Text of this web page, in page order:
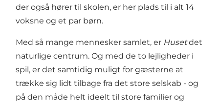
der også hører til skolen, er her plads til i alt 14
voksne og et par børn.
Med så mange mennesker samlet, er Husetdet
naturlige centrum. Og med de to lejligheder i
spil, er det samtidig muligt for gæsterne at
trække sig lidt tilbage fra det store selskab - og
på den måde helt ideelt til store familier og